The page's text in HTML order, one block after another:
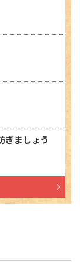
ぎましょう